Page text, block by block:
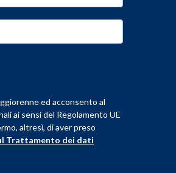
ed acconsento al
ai sensi del Regolamento UE
altresì, di aver preso
Trattamento dei dati